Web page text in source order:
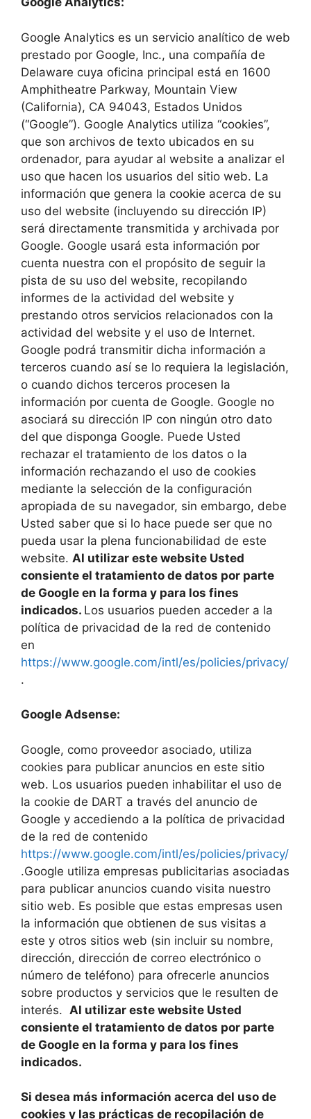
Google Analytics es un servicio analítico de web
prestado por Google, Inc., una compañía de
Delaware cuya oficina principal está en 1600
Amphitheatre Parkway, Mountain View
(California), CA 94043, Estados Unidos
(“Google”). Google Analytics utiliza “cookies”,
que son archivos de texto ubicados en su
ordenador, para ayudar al website a analizar el
uso que hacen los usuarios del sitio web. La
información que genera la cookie acerca de su
uso del website (incluyendo su dirección IP)
será directamente transmitida y archivada por
Google. Google usará esta información por
cuenta nuestra con el propósito de seguir la
pista de su uso del website, recopilando
informes de la actividad del website y
prestando otros servicios relacionados con la
actividad del website y el uso de Internet.
Google podrá transmitir dicha información a
terceros cuando así se lo requiera la legislación,
o cuando dichos terceros procesen la
información por cuenta de Google. Google no
asociará su dirección IP con ningún otro dato
del que disponga Google. Puede Usted
rechazar el tratamiento de los datos o la
información rechazando el uso de cookies
mediante la selección de la configuración
apropiada de su navegador, sin embargo, debe
Usted saber que si lo hace puede ser que no
pueda usar la plena funcionabilidad de este
website. Al utilizar este website Usted
consiente el tratamiento de datos por parte
de Google en la forma y para los fines
indicados. Los usuarios pueden acceder a la
política de privacidad de la red de contenido
en
https://www.google.com/intl/es/policies/privacy/
.
Google Adsense:
Google, como proveedor asociado, utiliza
cookies para publicar anuncios en este sitio
web. Los usuarios pueden inhabilitar el uso de
la cookie de DART a través del anuncio de
Google y accediendo a la política de privacidad
de la red de contenido
https://www.google.com/intl/es/policies/privacy/
.Google utiliza empresas publicitarias asociadas
para publicar anuncios cuando visita nuestro
sitio web. Es posible que estas empresas usen
la información que obtienen de sus visitas a
este y otros sitios web (sin incluir su nombre,
dirección, dirección de correo electrónico o
número de teléfono) para ofrecerle anuncios
sobre productos y servicios que le resulten de
interés. Al utilizar este website Usted
consiente el tratamiento de datos por parte
de Google en la forma y para los fines
indicados.
Si desea más información acerca del uso de
cookies y las prácticas de recopilación de